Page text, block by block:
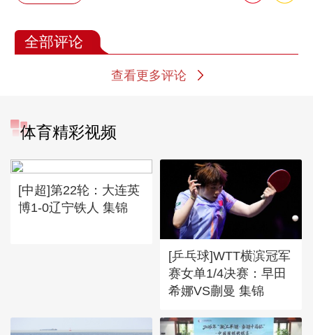
全部评论
查看更多评论
体育精彩视频
[中超]第22轮：大连英
博1-0辽宁铁人 集锦
[乒乓球]WTT横滨冠军
赛女单1/4决赛：早田
希娜VS蒯曼 集锦